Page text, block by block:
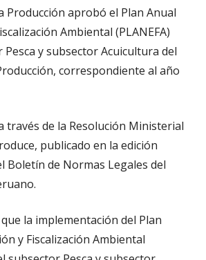
Producción aprobó el Plan Anual
Ambiental (PLANEFA)
y subsector Acuicultura del
correspondiente al año
través de la Resolución Ministerial
publicado en la edición
Boletín de Normas Legales del
la implementación del Plan
y Fiscalización Ambiental